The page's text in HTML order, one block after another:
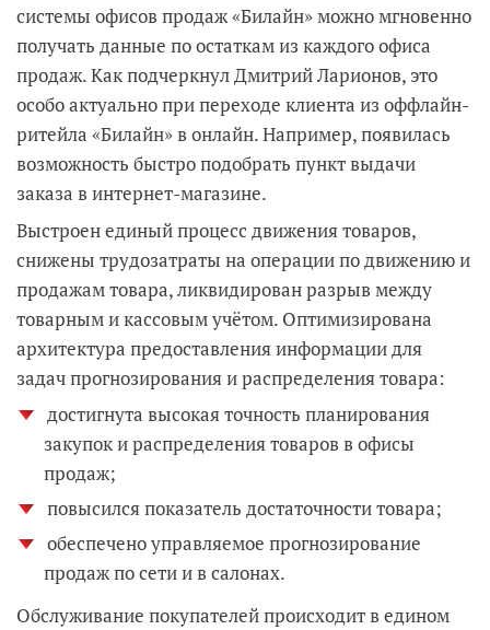
системы офисов продаж «Билайн» можно мгновенно
получать данные по остаткам из каждого офиса
продаж. Как подчеркнул Дмитрий Ларионов, это
особо актуально при переходе клиента из оффлайн-
ритейла «Билайн» в онлайн. Например, появилась
возможность быстро подобрать пункт выдачи
заказа в интернет-магазине.
Выстроен единый процесс движения товаров,
снижены трудозатраты на операции по движению и
продажам товара, ликвидирован разрыв между
товарным и кассовым учётом. Оптимизирована
архитектура предоставления информации для
задач прогнозирования и распределения товара:
достигнута высокая точность планирования
закупок и распределения товаров в офисы
продаж;
повысился показатель достаточности товара;
обеспечено управляемое прогнозирование
продаж по сети и в салонах.
Обслуживание покупателей происходит в едином